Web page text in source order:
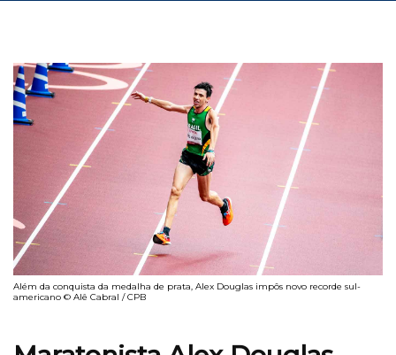
Além da conquista da medalha de prata, Alex Douglas impôs novo recorde sul-
americano © Alê Cabral / CPB